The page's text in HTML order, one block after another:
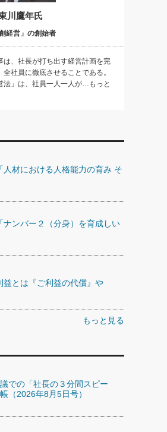
川鷹年氏
創経営」の創始者
は、社長が打ち出す経営計画を完
社員に徹底させることである。
法」は、社員一人一人が…もっと
人材における人格能力の育み そ
ナンバー２（分身）を育成しい
益とは『ご利益の代償』や
もっと見る
での「社長の３分間スピー
（2026年8月5日号）